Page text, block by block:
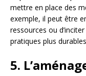
mettre en place des
exemple, il peut être
ressources ou
pratiques plus
5.